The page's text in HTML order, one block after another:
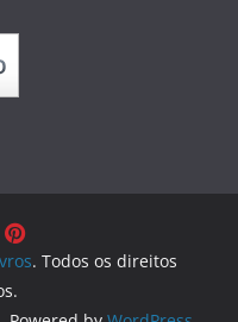
. Todos os direitos